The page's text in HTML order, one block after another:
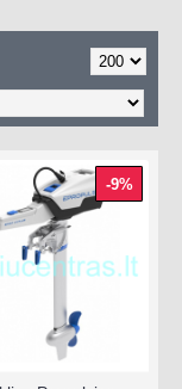
-9%